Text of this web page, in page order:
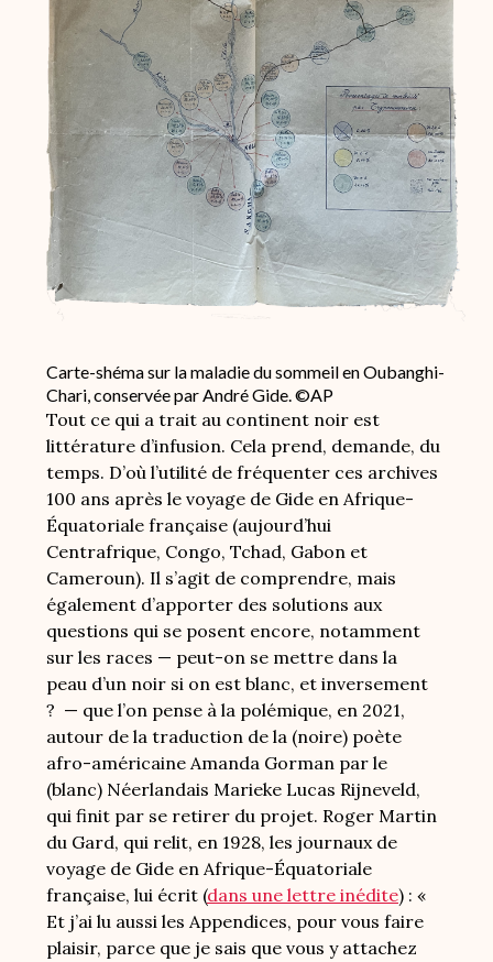
Carte-shéma sur la maladie du sommeil en Oubanghi-
Chari, conservée par André Gide. ©AP
Tout ce qui a trait au continent noir est
littérature d’infusion. Cela prend, demande, du
temps. D’où l’utilité de fréquenter ces archives
100 ans après le voyage de Gide en Afrique-
Équatoriale française (aujourd’hui
Centrafrique, Congo, Tchad, Gabon et
Cameroun). Il s’agit de comprendre, mais
également d’apporter des solutions aux
questions qui se posent encore, notamment
sur les races — peut-on se mettre dans la
peau d’un noir si on est blanc, et inversement
? — que l’on pense à la polémique, en 2021,
autour de la traduction de la (noire) poète
afro-américaine Amanda Gorman par le
(blanc) Néerlandais Marieke Lucas Rijneveld,
qui finit par se retirer du projet. Roger Martin
du Gard, qui relit, en 1928, les journaux de
voyage de Gide en Afrique-Équatoriale
française, lui écrit (dans une lettre inédite) : «
Et j’ai lu aussi les Appendices, pour vous faire
plaisir, parce que je sais que vous y attachez